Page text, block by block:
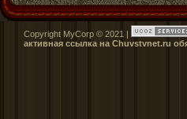
Copyright MyCorp © 2021 |
активная ссылка на Сhuvstvnet.ru